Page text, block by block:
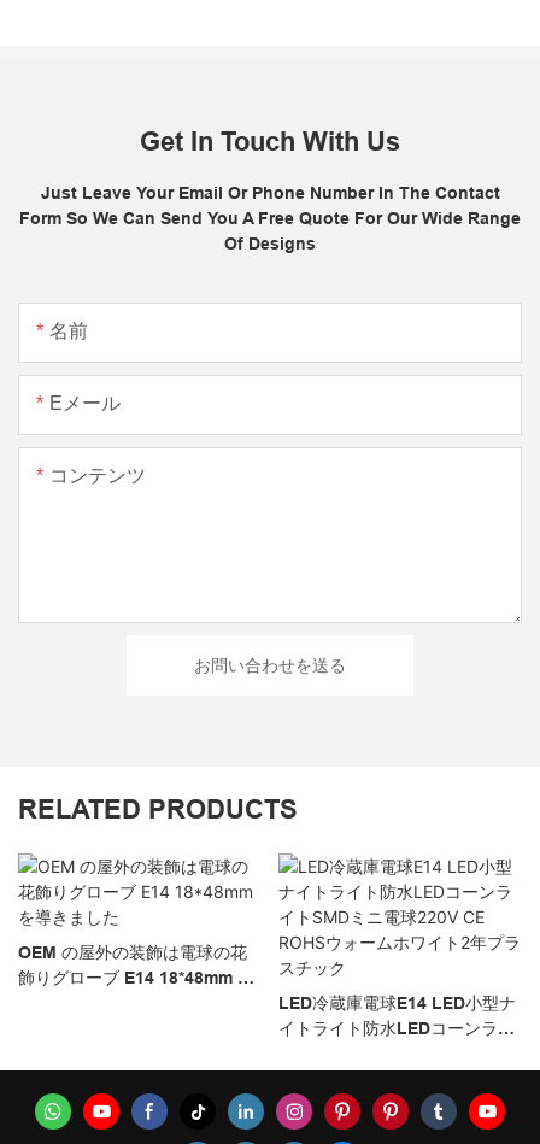
Get In Touch With Us
Just Leave Your Email Or Phone Number In The Contact
Form So We Can Send You A Free Quote For Our Wide Range
Of Designs
名前
Eメール
コンテンツ
お問い合わせを送る
RELATED PRODUCTS
OEM の屋外の装飾は電球の花
飾りグローブ E14 18*48mm を
LED冷蔵庫電球E14 LED小型ナ
イトライト防水LEDコーンライ
ック